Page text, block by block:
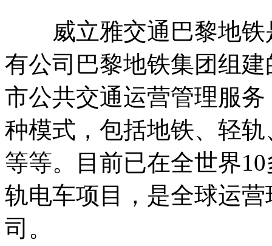
威立雅交通巴黎地铁
有公司巴黎地铁集团组
市公共交通运营管理服
种模式，包括地铁、轻
等等。目前已在全世界
轨电车项目，是全球运
司。